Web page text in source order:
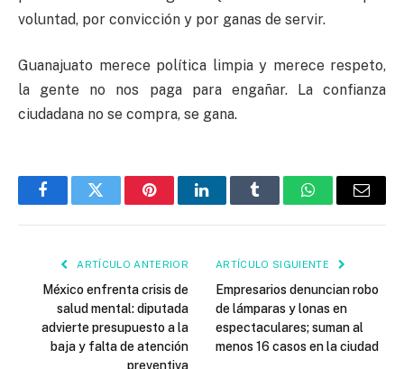
voluntad, por convicción y por ganas de servir.
Guanajuato merece política limpia y merece respeto,
la gente no nos paga para engañar. La confianza
ciudadana no se compra, se gana.
FacebookTwitter PinterestLinkedInTumblr WhatsAppEmail
ARTÍCULO ANTERIOR
México enfrenta crisis de
salud mental: diputada
advierte presupuesto a la
baja y falta de atención
preventiva
ARTÍCULO SIGUIENTE
Empresarios denuncian robo
de lámparas y lonas en
espectaculares; suman al
menos 16 casos en la ciudad